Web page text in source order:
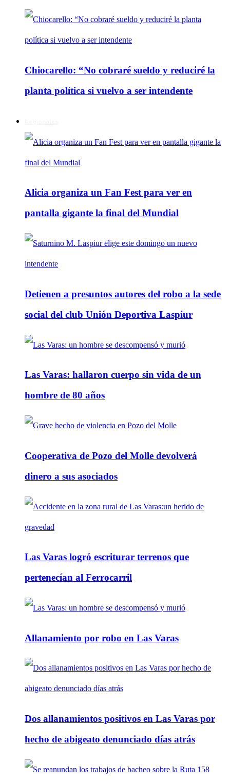
Chiocarello: “No cobraré sueldo y reduciré la
planta política si vuelvo a ser intendente
Alicia organiza un Fan Fest para ver en
pantalla gigante la final del Mundial
Detienen a presuntos autores del robo a la sede
social del club Unión Deportiva Laspiur
Las Varas: hallaron cuerpo sin vida de un
hombre de 80 años
Cooperativa de Pozo del Molle devolverá
dinero a sus asociados
Las Varas logró escriturar terrenos que
pertenecían al Ferrocarril
Allanamiento por robo en Las Varas
Dos allanamientos positivos en Las Varas por
hecho de abigeato denunciado días atrás